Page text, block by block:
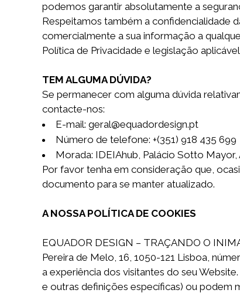
podemos garantir absolutamente a
Respeitamos também a confidencialidade
comercialmente a sua informação a
Política de Privacidade e legislação
TEM ALGUMA DÚVIDA?
Se permanecer com alguma dúvida
contacte-nos:
E-mail: geral@equadordesign.pt
Número de telefone: +(351) 918 435 699
Morada: IDEIAhub, Palácio Sotto
Por favor tenha em consideração que,
documento para se manter atualizado.
A NOSSA POLÍTICA DE COOKIES
EQUADOR DESIGN – TRAÇANDO O
Pereira de Melo, 16, 1050-121 Lisboa,
a experiência dos visitantes do seu
e outras definições específicas) ou podem